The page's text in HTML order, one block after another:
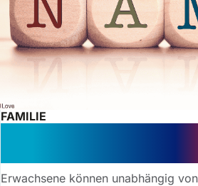
FAMILIE
Erwachsene können unabhängig